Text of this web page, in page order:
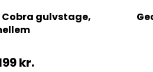
Cobra gulvstage,
kr.